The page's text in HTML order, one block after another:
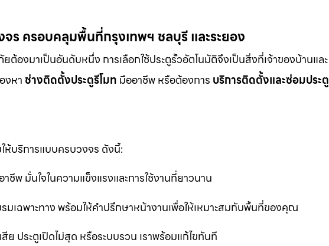
ร ครอบคลุมพื้นที่กรุงเทพฯ ชลบุรี และระยอง
องมาเป็นอันดับหนึ่ง การเลือกใช้ประตูรั้วอัตโนมัติจึงเป็นสิ่งที่เจ้าของบ้านและ
งหา ช่างติดตั้งประตูรีโมท มืออาชีพ หรือต้องการ บริการติดตั้งและซ่อมประตู
บริการแบบครบวงจร ดังนี้:
พ มั่นใจในความแข็งแรงและการใช้งานที่ยาวนาน
มเฉพาะทาง พร้อมให้คำปรึกษาหน้างานเพื่อให้เหมาะสมกับพื้นที่ของคุณ
ย ประตูเปิดไม่สุด หรือระบบรวน เราพร้อมแก้ไขทันที